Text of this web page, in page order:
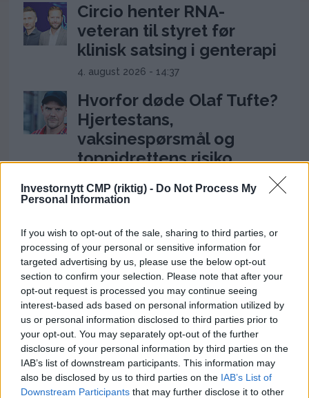
Investornytt CMP (riktig) - Do Not Process My
Personal Information
If you wish to opt-out of the sale, sharing to third parties, or
processing of your personal or sensitive information for
targeted advertising by us, please use the below opt-out
section to confirm your selection. Please note that after your
opt-out request is processed you may continue seeing
interest-based ads based on personal information utilized by
us or personal information disclosed to third parties prior to
your opt-out. You may separately opt-out of the further
disclosure of your personal information by third parties on the
IAB’s list of downstream participants. This information may
also be disclosed by us to third parties on the IAB’s List of
Downstream Participants that may further disclose it to other
Circio henter RNA-
veteran til styret før
klinisk satsing i genterapi
4. august 2026 - 14:37
Hvorfor døde Olaf Tufte?
Hjertestans,
vaksinespørsmål og
toppidrettens risiko
Ukens aksje: Kan ta av
etter Trumps Iran-pause
2. august 2026 - 12:17
Ukens aksje tar ferie:
Espen Teigland i Syden
9. august 2026 - 15:19
Hvem eier
rettferdigheten?
Formuesskatt,